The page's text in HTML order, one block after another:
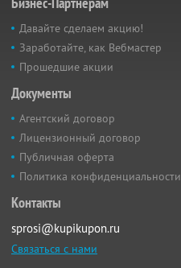
Давайте сделаем акцию!
Заработайте, как Вебмастер
Прошедшие акции
Документы
Агентский договор
Лицензионный договор
Публичная оферта
Политика конфиденциальности
Контакты
sprosi@kupikupon.ru
Связаться с нами